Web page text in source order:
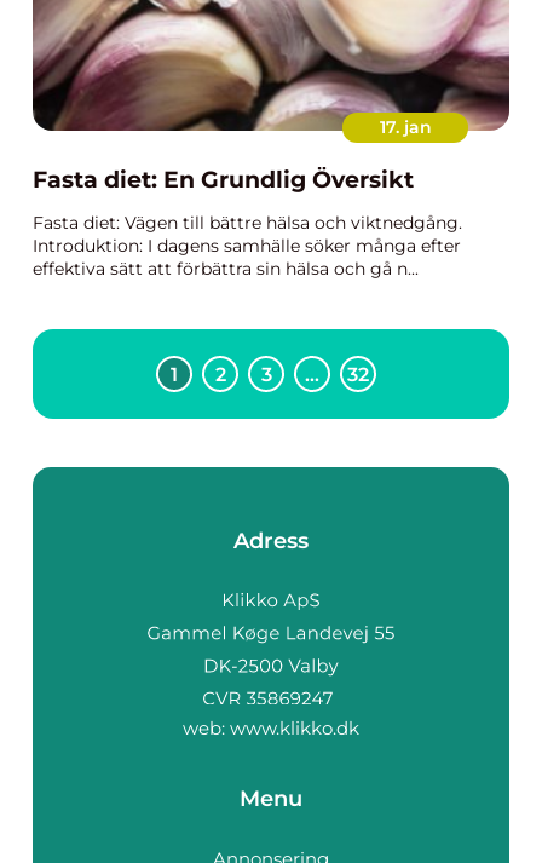
17. jan
Fasta diet: En Grundlig Översikt
Fasta diet: Vägen till bättre hälsa och viktnedgång.
Introduktion: I dagens samhälle söker många efter
effektiva sätt att förbättra sin hälsa och gå n...
1 2 3 … 32
Adress
web: www.klikko.dk
Menu
Annonsering